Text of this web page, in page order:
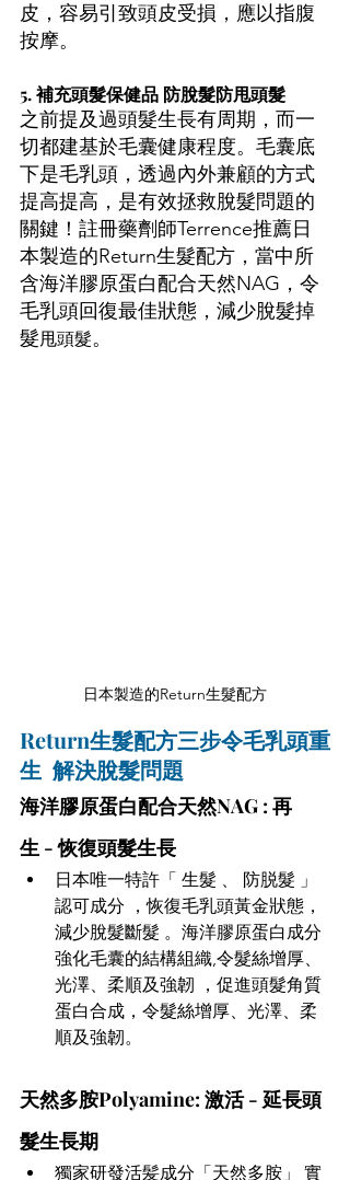
皮，容易引致頭皮受損，應以指腹
按摩。
5. 補充頭髮保健品 防脫髮防甩頭髮
之前提及過頭髮生長有周期，而一
切都建基於毛囊健康程度。毛囊底
下是毛乳頭，透過內外兼顧的方式
提高提高，是有效拯救脫髮問題的
關鍵！註冊藥劑師Terrence推薦日
本製造的Return生髮配方，當中所
含海洋膠原蛋白配合天然NAG，令
毛乳頭回復最佳狀態，減少脫髮掉
髮甩頭髮。
日本製造的Return生髮配方
Return生髮配方三步令毛乳頭重
生  解決脫髮問題
海洋膠原蛋白配合天然NAG : 再
生 - 恢復頭髮生長
日本唯一特許「 生髮 、 防脱髮 」
認可成分 ，恢復毛乳頭黃金狀態，
減少脫髮斷髮 。海洋膠原蛋白成分
強化毛囊的結構組織,令髮絲增厚、
光澤、柔順及強韌 ，促進頭髮角質
蛋白合成，令髮絲增厚、光澤、柔
順及強韌。
天然多胺Polyamine: 激活 - 延長頭
髮生長期
獨家研發活髪成分「天然多胺」 實